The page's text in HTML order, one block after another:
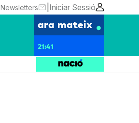
Newsletters Iniciar Sessió
ara mateix
21:41